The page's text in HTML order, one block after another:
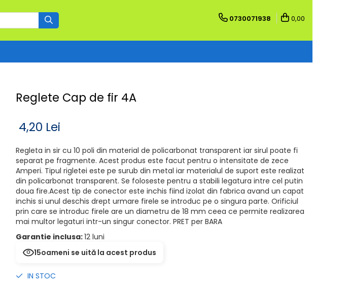
0730071938 0,00
Reglete Cap de fir 4A
4,20 Lei
Regleta in sir cu 10 poli din material de policarbonat transparent iar sirul poate fi
separat pe fragmente. Acest produs este facut pentru o intensitate de zece
Amperi. Tipul rigletei este pe surub din metal iar materialul de suport este realizat
din policarbonat transparent. Se foloseste pentru a stabili legatura intre cel putin
doua fire.Acest tip de conector este inchis fiind izolat din fabrica avand un capat
inchis si unul deschis drept urmare firele se introduc pe o singura parte. Orificiul
prin care se introduc firele are un diametru de 18 mm ceea ce permite realizarea
mai multor legaturi intr-un singur conector. PRET per BARA
Garantie inclusa:12 luni
15oameni se uită la acest produs
IN STOC